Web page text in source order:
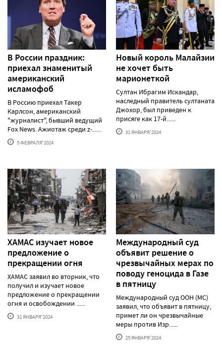
В России праздник:
приехал знаменитый
американский
исламофоб
В Россию приехал Такер
Карлсон, американский
"журналист", бывший ведущий
Fox News. Ажиотаж среди z-......
5 ФЕВРАЛЯ'2024
Новый король Малайзии
не хочет быть
марионеткой
Султан Ибрагим Искандар,
наследный правитель султаната
Джохор, был приведен к
присяге как 17-й......
31 ЯНВАРЯ'2024
ХАМАС изучает новое
предложение о
прекращении огня
ХАМАС заявил во вторник, что
получил и изучает новое
предложение о прекращении
огня и освобождении ......
31 ЯНВАРЯ'2024
Международный суд
объявит решение о
чрезвычайных мерах по
поводу геноцида в Газе
в пятницу
Международный суд ООН (МС)
заявил, что объявит в пятницу,
примет ли он чрезвычайные
меры против Изр......
25 ЯНВАРЯ'2024